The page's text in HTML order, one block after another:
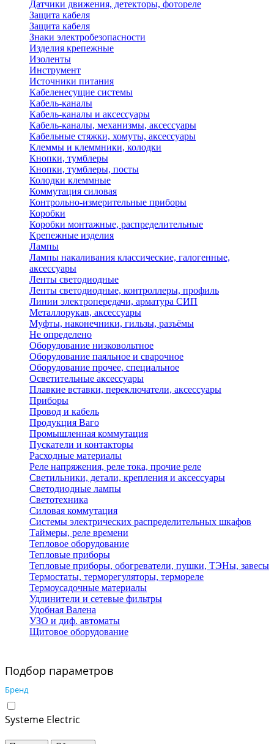
Датчики движения, детекторы, фотореле
Защита кабеля
Защита кабеля
Знаки электробезопасности
Изделия крепежные
Изоленты
Инструмент
Источники питания
Кабеленесущие системы
Кабель-каналы
Кабель-каналы и аксессуары
Кабель-каналы, механизмы, аксессуары
Кабельные стяжки, хомуты, аксессуары
Клеммы и клеммники, колодки
Кнопки, тумблеры
Кнопки, тумблеры, посты
Колодки клеммные
Коммутация силовая
Контрольно-измерительные приборы
Коробки
Коробки монтажные, распределительные
Крепежные изделия
Лампы
Лампы накаливания классические, галогенные,
аксессуары
Ленты светодиодные
Ленты светодиодные, контроллеры, профиль
Линии электропередачи, арматура СИП
Металлорукав, аксессуары
Муфты, наконечники, гильзы, разъёмы
Не определено
Оборудование низковольтное
Оборудование паяльное и сварочное
Оборудование прочее, специальное
Осветительные аксессуары
Плавкие вставки, переключатели, аксессуары
Приборы
Провод и кабель
Продукция Ваго
Промышленная коммутация
Пускатели и контакторы
Расходные материалы
Реле напряжения, реле тока, прочие реле
Светильники, детали, крепления и аксессуары
Светодиодные лампы
Светотехника
Силовая коммутация
Системы электрических распределительных шкафов
Таймеры, реле времени
Тепловое оборудование
Тепловые приборы
Тепловые приборы, обогреватели, пушки, ТЭНы, завесы
Термостаты, терморегуляторы, термореле
Термоусадочные материалы
Удлинители и сетевые фильтры
Удобная Валена
УЗО и диф. автоматы
Щитовое оборудование
Подбор параметров
Бренд
Systeme Electric